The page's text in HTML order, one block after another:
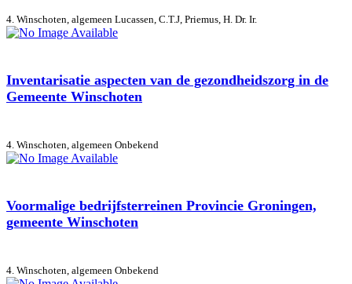
4. Winschoten, algemeen Lucassen, C.T.J, Priemus, H. Dr. Ir.
Inventarisatie aspecten van de gezondheidszorg in de
Gemeente Winschoten
4. Winschoten, algemeen Onbekend
Voormalige bedrijfsterreinen Provincie Groningen,
gemeente Winschoten
4. Winschoten, algemeen Onbekend